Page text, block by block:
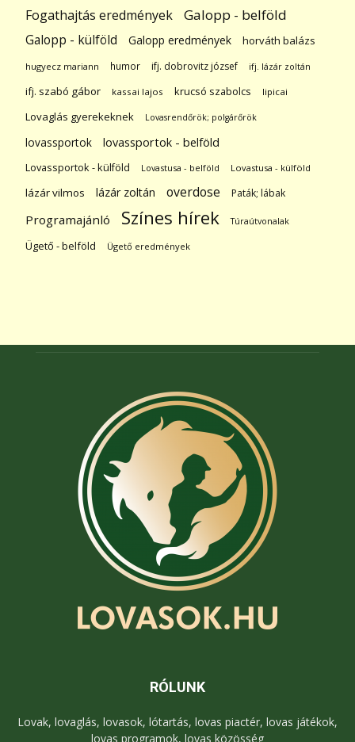
Fogathajtás eredmények Galopp - belföld
Galopp - külföld Galopp eredmények horváth balázs
hugyecz mariann humor ifj. dobrovitz józsef ifj. lázár zoltán
ifj. szabó gábor kassai lajos krucsó szabolcs lipicai
Lovaglás gyerekeknek Lovasrendőrök; polgárőrök
lovassportok lovassportok - belföld
Lovassportok - külföld Lovastusa - belföld Lovastusa - külföld
lázár vilmos lázár zoltán overdose Paták; lábak
Programajánló Színes hírek Túraútvonalak
Ügető - belföld Ügető eredmények
RÓLUNK
Lovak, lovaglás, lovasok, lótartás, lovas piactér, lovas játékok,
lovas programok, lovas közösség